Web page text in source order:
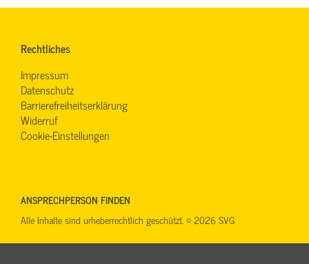
Rechtliches
Impressum
Datenschutz
Barrierefreiheitserklärung
Widerruf
Cookie-Einstellungen
ANSPRECHPERSON FINDEN
Alle Inhalte sind urheberrechtlich geschützt. © 2026 SVG